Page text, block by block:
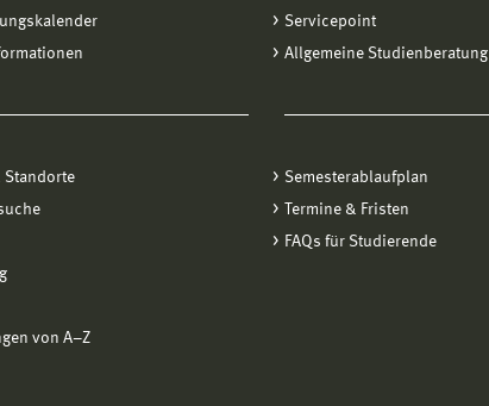
Standorte
von A−Z
Servicepoint
Allgemeine Studienberatung
Semesterablaufplan
Termine & Fristen
FAQs für Studierende